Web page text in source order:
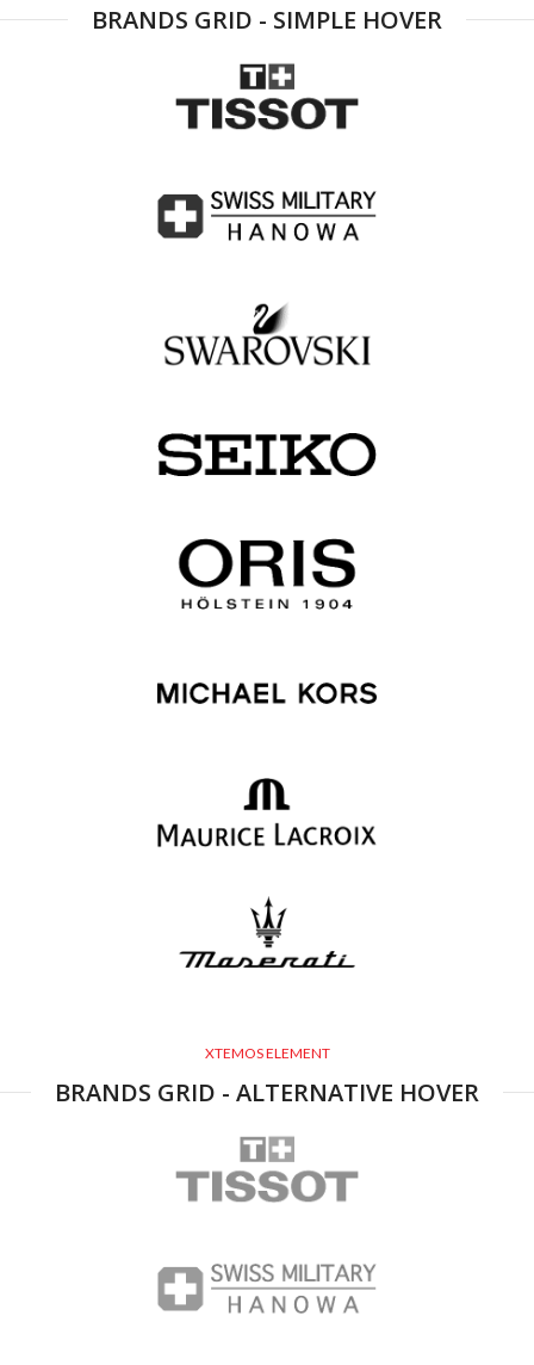
BRANDS GRID - SIMPLE HOVER
XTEMOS ELEMENT
BRANDS GRID - ALTERNATIVE HOVER